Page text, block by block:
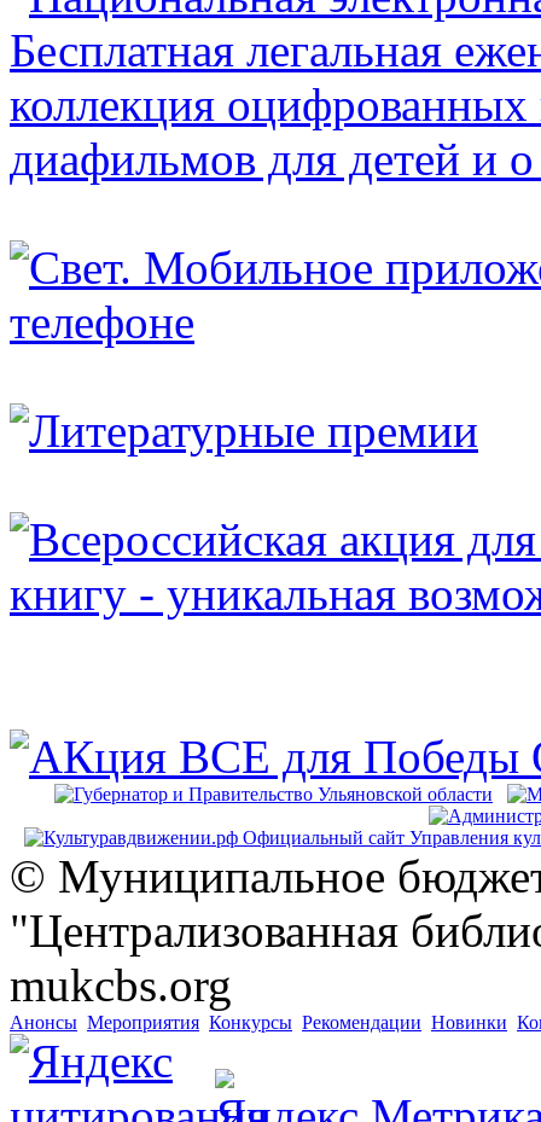
© Муниципальное
"Централизованная
mukcbs.org
Анонсы Мероприятия Конкурсы Рекомендации Новинки